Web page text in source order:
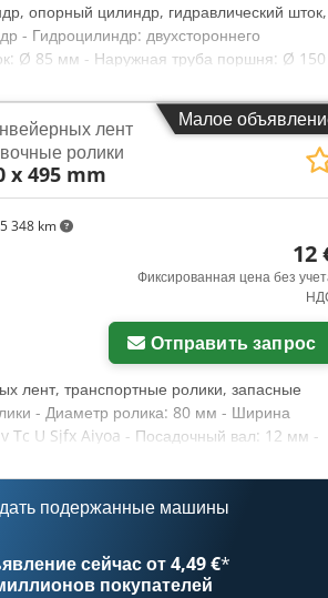
опорный цилиндр, гидравлический шток,
- Гидроцилиндр: двухстороннего
Ø 85 мм - Наружная труба поршня: Ø 150
мм - Количество: в наличии 3 цилиндра -
Малое
348 km
лент
ролики
x 495 mm
12
Фиксированная цена без
Отправить запрос
лент, транспортные ролики, запасные
- Диаметр ролика: 80 мм - Ширина
Tc U Sjfx Aiyoa - Посадочный вал: 12 мм -
- Вес: 2,6 кг/шт.
подержанные машины
сейчас от 4,49 €*
покупателей